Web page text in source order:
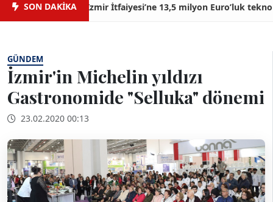
SON DAKİKAİzmir İtfaiyesi’ne 13,5 milyon Euro’luk teknoloji
GÜNDEM
İzmir'in Michelin yıldızı
Gastronomide "Selluka" dönemi
23.02.2020 00:13